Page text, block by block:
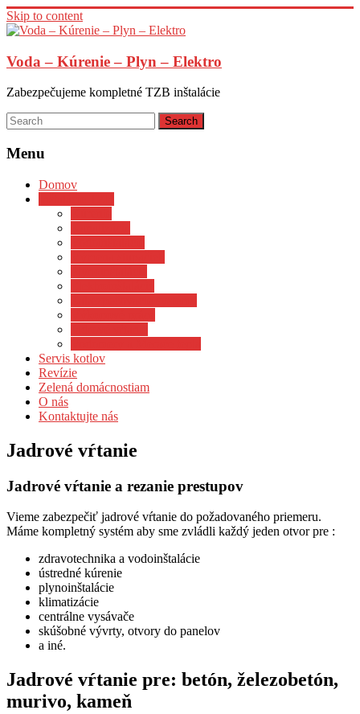
Skip to content
Voda – Kúrenie – Plyn – Elektro
Zabezpečujeme kompletné TZB inštalácie
Menu
Domov
Servis kotlov
Revízie
Zelená domácnostiam
O nás
Kontaktujte nás
Jadrové vŕtanie
Jadrové vŕtanie a rezanie prestupov
Vieme zabezpečiť jadrové vŕtanie do požadovaného priemeru.
Máme kompletný systém aby sme zvládli každý jeden otvor pre :
zdravotechnika a vodoinštalácie
ústredné kúrenie
plynoinštalácie
klimatizácie
centrálne vysávače
skúšobné vývrty, otvory do panelov
a iné.
Jadrové vŕtanie pre: betón, železobetón,
murivo, kameň